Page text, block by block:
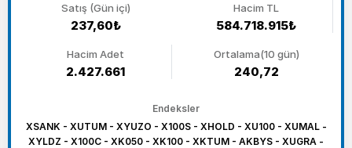
Satış (Gün içi)
237,60₺
Hacim TL
584.718.915₺
Hacim Adet
2.427.661
Ortalama(10 gün)
240,72
Endeksler
XSANK - XUTUM - XYUZO - X100S - XHOLD - XU100 - XUMAL -
XYLDZ - X100C - XK050 - XK100 - XKTUM - AKBYS - XUGRA -